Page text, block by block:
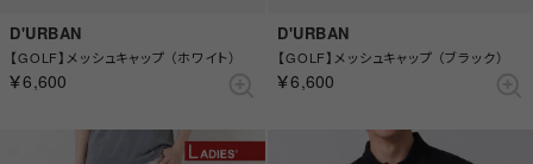
D'URBAN
【GOLF】メッシュキャップ （ホワイト）
￥6,600
D'URBAN
【GOLF】メッシュキャップ （ブラック）
￥6,600